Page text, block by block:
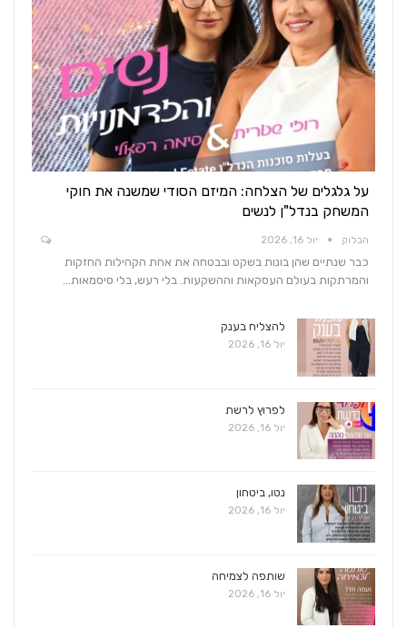
על גלגלים של הצלחה: המיזם הסודי שמשנה את חוקי
המשחק בנדל"ן לנשים
הבלוק יול 16, 2026
כבר שנתיים שהן בונות בשקט ובבטחה את אחת הקהילות החזקות
והמרתקות בעולם העסקאות וההשקעות. בלי רעש, בלי סיסמאות…
להצליח בענק
יול 16, 2026
לפרוץ לרשת
יול 16, 2026
נטו, ביטחון
יול 16, 2026
שותפה לצמיחה
יול 16, 2026